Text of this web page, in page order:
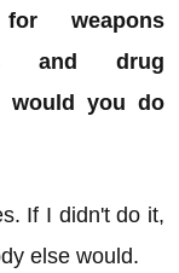
weapons
and drug
would you do
If I didn't do it,
else would.